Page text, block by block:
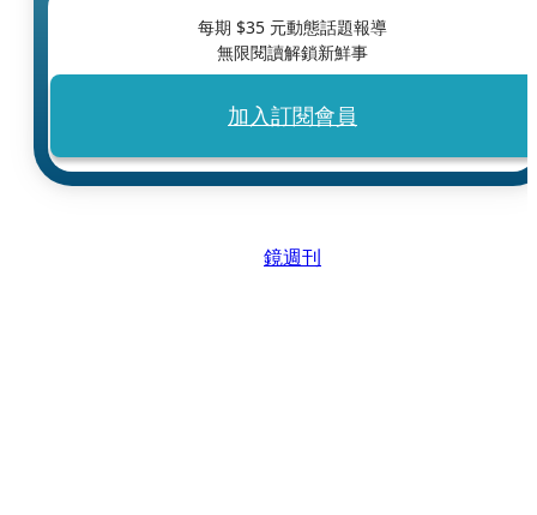
每期 $35 元動態話題報導
無限閱讀解鎖新鮮事
加入訂閱會員
鏡週刊